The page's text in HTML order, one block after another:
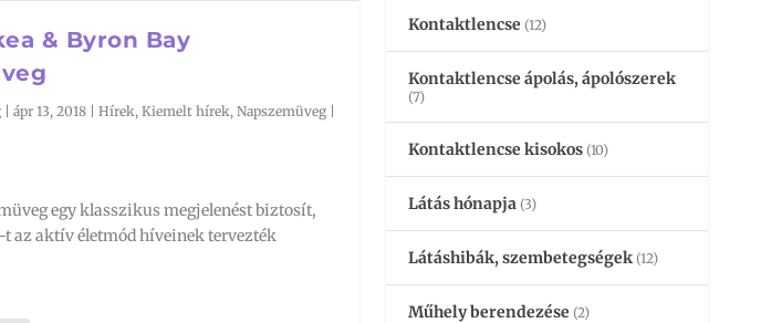
& Byron Bay
| ápr 13, 2018| Hírek, Kiemelt hírek, Napszemüveg|
egy klasszikus megjelenést biztosít,
t az aktív életmód híveinek tervezték
Kontaktlencse (12)
Kontaktlencse ápolás, ápolószerek
(7)
Kontaktlencse kisokos (10)
Látás hónapja (3)
Látáshibák, szembetegségek (12)
Műhely berendezése (2)